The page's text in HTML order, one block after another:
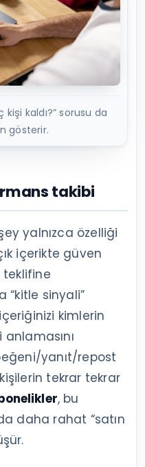
kişi kaldı?” sorusu da
gösterir.
takibi
yalnızca özelliği
içerikte güven
teklifine
“kitle sinyali”
içeriğinizi kimlerin
yanıt/repost
tekrar tekrar
, bu
daha rahat “satın